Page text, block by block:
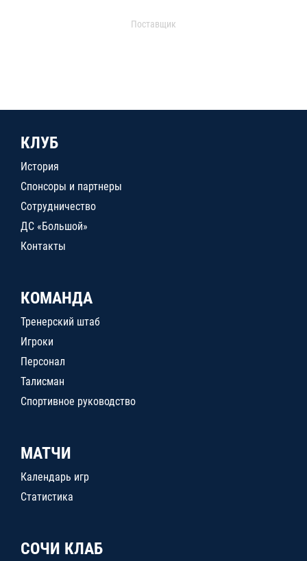
Поставщик
КЛУБ
История
Спонсоры и партнеры
Сотрудничество
ДС «Большой»
Контакты
КОМАНДА
Тренерский штаб
Игроки
Персонал
Талисман
Спортивное руководство
МАТЧИ
Календарь игр
Статистика
СОЧИ КЛАБ